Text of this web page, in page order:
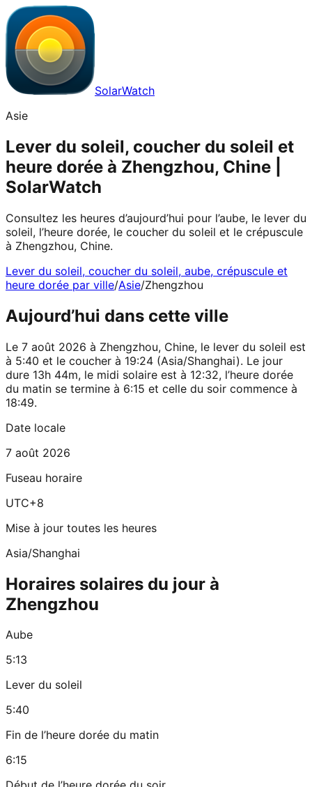
SolarWatch
Asie
Lever du soleil, coucher du soleil et
heure dorée à Zhengzhou, Chine |
SolarWatch
Consultez les heures d’aujourd’hui pour l’aube, le lever du
soleil, l’heure dorée, le coucher du soleil et le crépuscule
à Zhengzhou, Chine.
Lever du soleil, coucher du soleil, aube, crépuscule et
heure dorée par ville/Asie/Zhengzhou
Aujourd’hui dans cette ville
Le 7 août 2026 à Zhengzhou, Chine, le lever du soleil est
à 5:40 et le coucher à 19:24 (Asia/Shanghai). Le jour
dure 13h 44m, le midi solaire est à 12:32, l’heure dorée
du matin se termine à 6:15 et celle du soir commence à
18:49.
Date locale
7 août 2026
Fuseau horaire
UTC+8
Mise à jour toutes les heures
Asia/Shanghai
Horaires solaires du jour à
Zhengzhou
Aube
5:13
Lever du soleil
5:40
Fin de l’heure dorée du matin
6:15